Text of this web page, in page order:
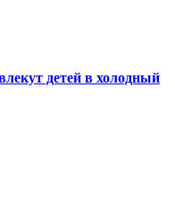
детей в холодный